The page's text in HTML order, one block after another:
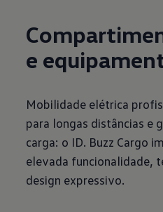
e
Mobilidade elétrica
para longas distâncias e
carga: o ID. Buzz Cargo
elevada funcionalidade,
design expressivo.